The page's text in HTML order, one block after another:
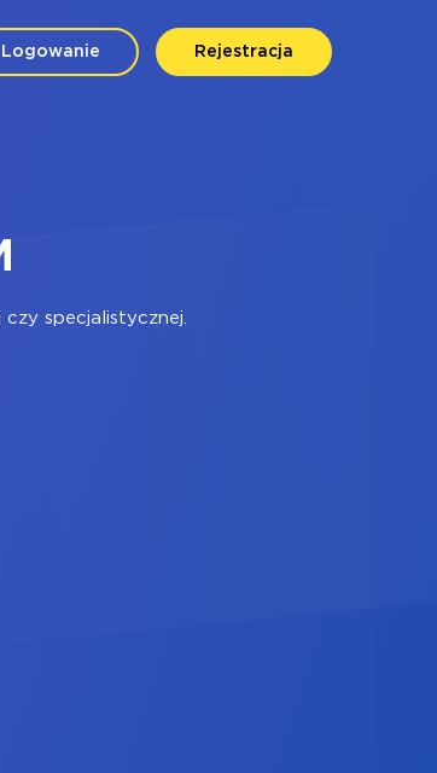
Logowanie Rejestracja
specjalistycznej.